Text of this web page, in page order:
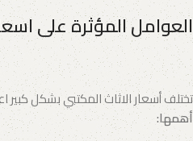
العوامل المؤثرة على
تختلف أسعار الاثاث المكتبي بشكل كبير
أهمها: